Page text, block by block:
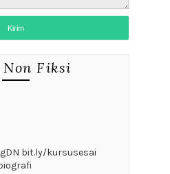
Non Fiksi
bit.ly/kursusesai